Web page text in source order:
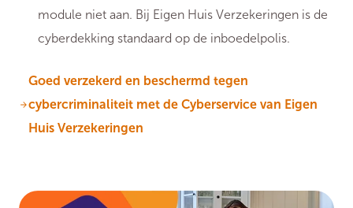
module niet aan. Bij Eigen Huis Verzekeringen is de
cyberdekking standaard op de inboedelpolis.
Goed verzekerd en beschermd tegen
cybercriminaliteit met de Cyberservice van Eigen
Huis Verzekeringen